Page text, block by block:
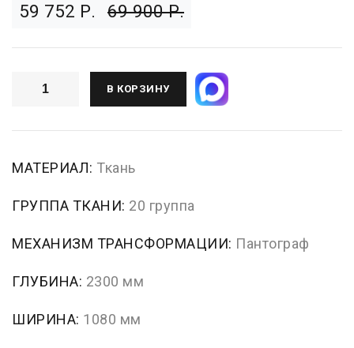
59 752 Р. 69 900 Р.
В КОРЗИНУ
МАТЕРИАЛ: Ткань
ГРУППА ТКАНИ: 20 группа
МЕХАНИЗМ ТРАНСФОРМАЦИИ: Пантограф
ГЛУБИНА: 2300 мм
ШИРИНА: 1080 мм